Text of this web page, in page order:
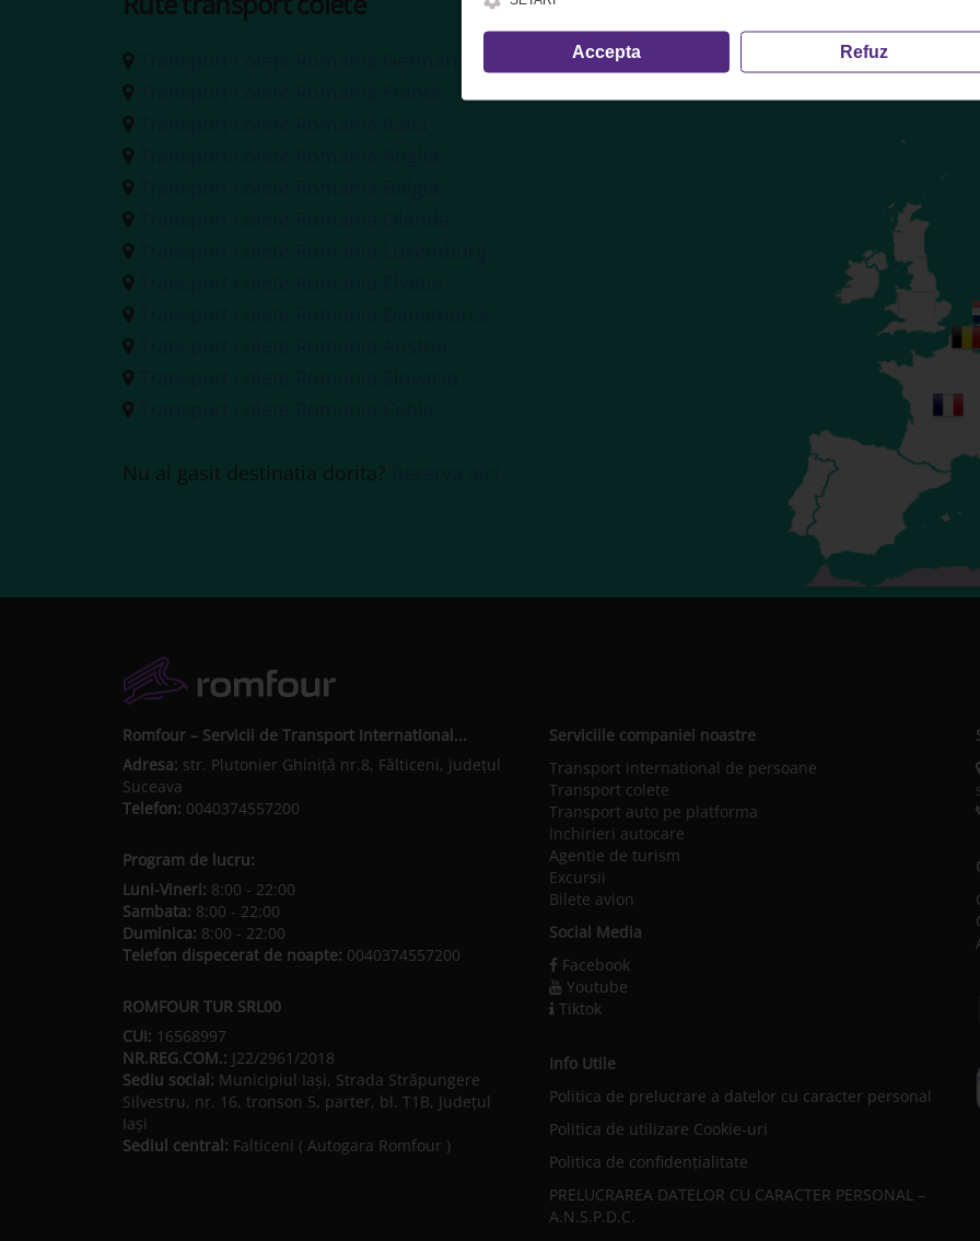
Nu ai gasit destinatia dorita?
Romfour – Servicii de Transport International...
Adresa: str. Plutonier Ghiniţă nr.8, Fălticeni, judeţul
Suceava
Telefon: 0040374557200
Program de lucru:
Luni-Vineri: 8:00 - 22:00
Sambata: 8:00 - 22:00
Duminica: 8:00 - 22:00
Telefon dispecerat de noapte: 0040374557200
ROMFOUR TUR SRL00
CUI: 16568997
NR.REG.COM.: J22/2961/2018
Sediu social: Municipiul Iaşi, Strada Străpungere
Silvestru, nr. 16, tronson 5, parter, bl. T1B, Județul
Iaşi
Sediul central: Falticeni ( Autogara Romfour )
Serviciile companiei noastre
Transport international de persoane
Transport colete
Transport auto pe platforma
Inchirieri autocare
Agentie de turism
Excursii
Bilete avion
Social Media
Facebook
Youtube
Tiktok
Info Utile
Politica de prelucrare a datelor cu caracter personal
Politica de utilizare Cookie-uri
Politica de confidențialitate
PRELUCRAREA DATELOR CU CARACTER PERSONAL –
A.N.S.P.D.C.
Accepta Refuz